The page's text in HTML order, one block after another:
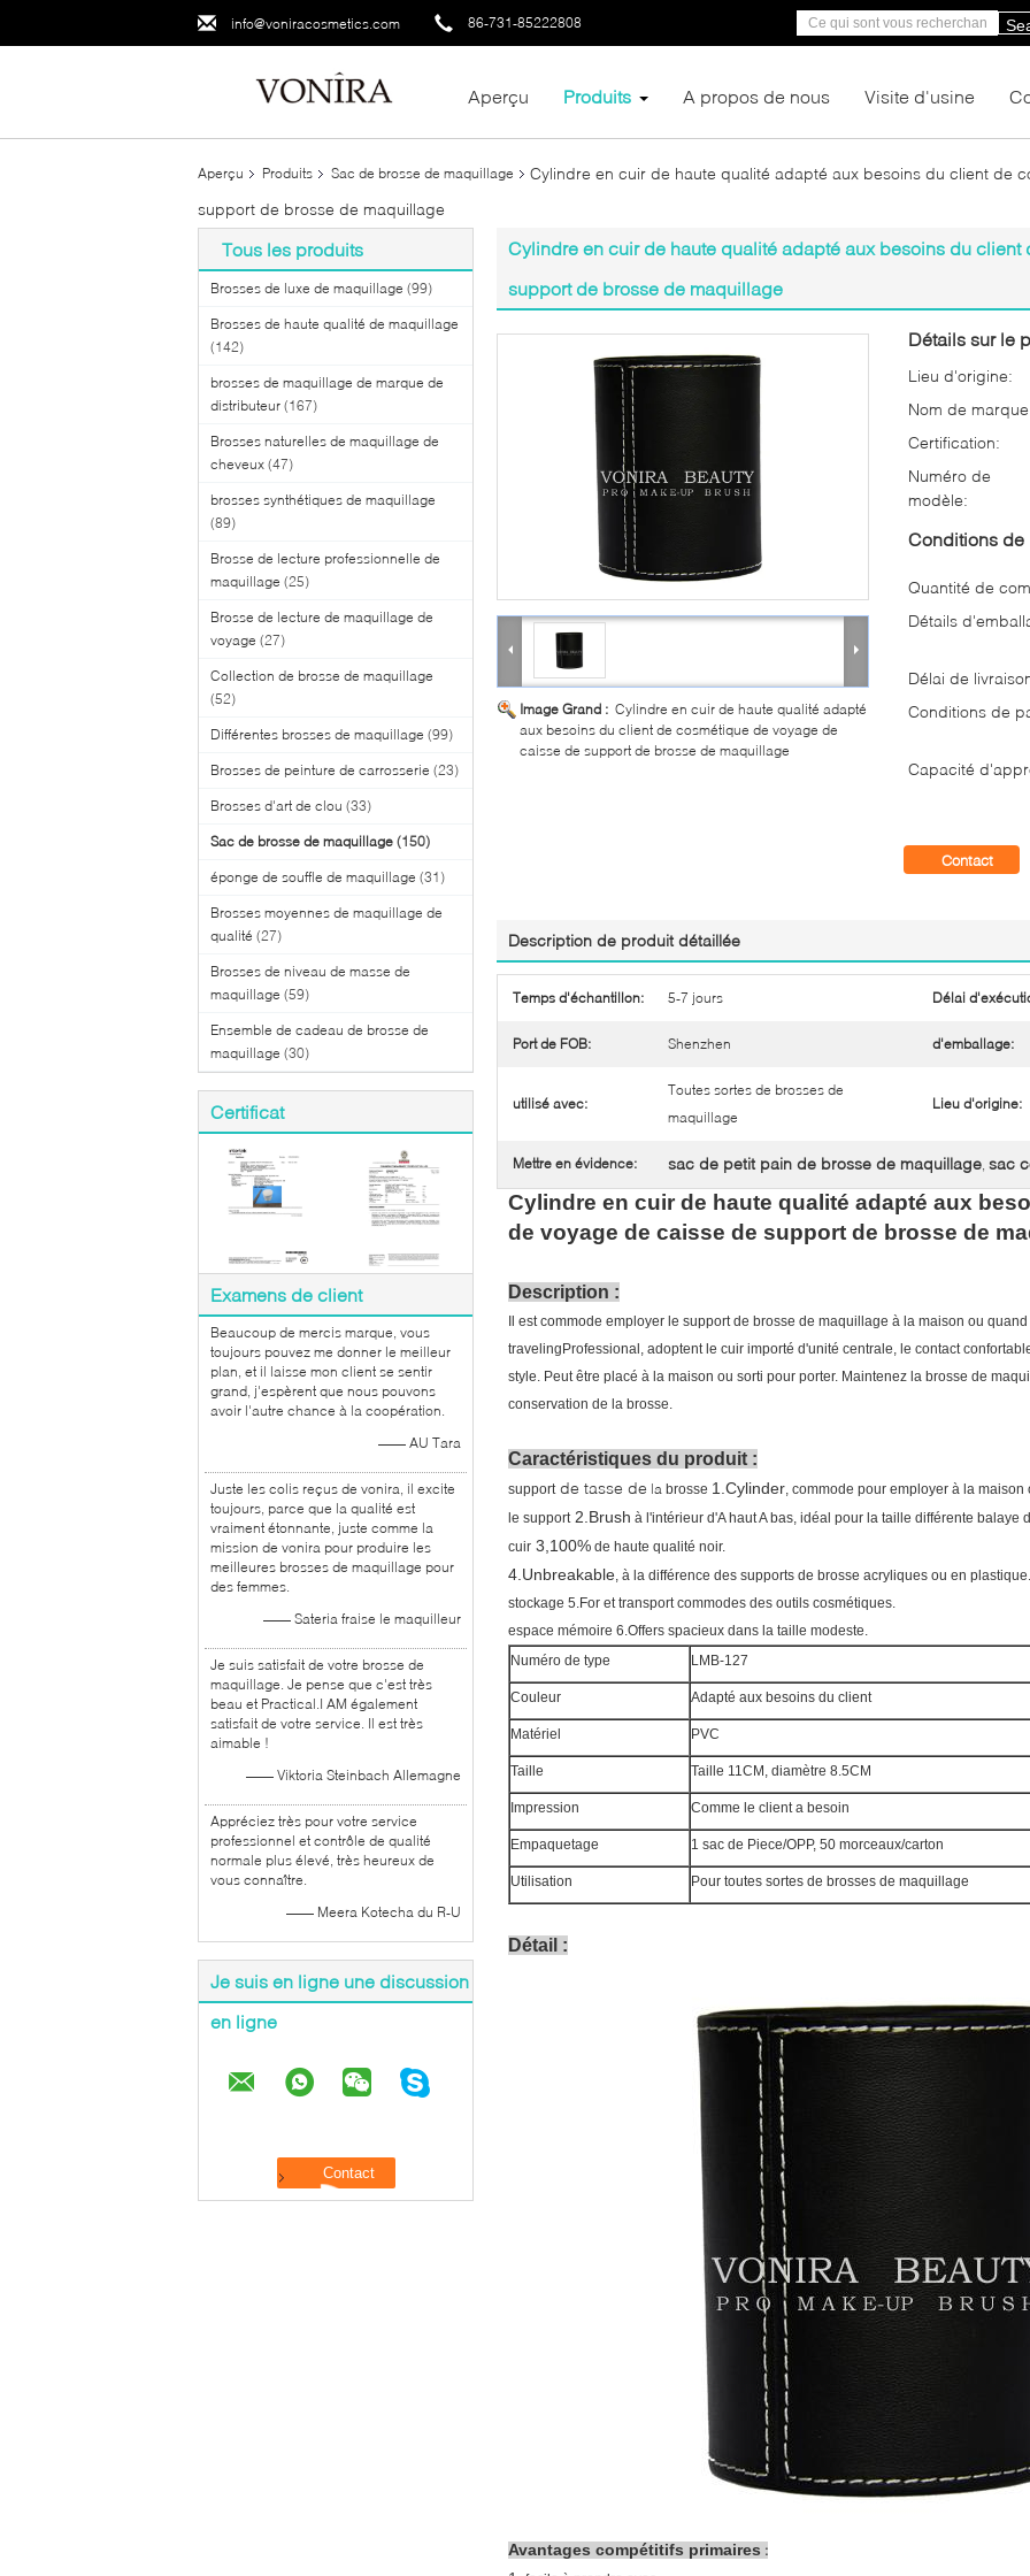
info@voniracosmetics.com 86-731-85222808
Aperçu Produits A propos de nous Visite d'usine
Aperçu Produits Sac de brosse de maquillage
Cylindre en cuir de haute qualité adapté aux besoins du client de
support de brosse de maquillage
Tous les produits
Brosses de luxe de maquillage (99)
Brosses de haute qualité de maquillage
(142)
brosses de maquillage de marque de
distributeur (167)
Brosses naturelles de maquillage de
cheveux (47)
brosses synthétiques de maquillage
(89)
Brosse de lecture professionnelle de
maquillage (25)
Brosse de lecture de maquillage de
voyage (27)
Collection de brosse de maquillage
(52)
Différentes brosses de maquillage (99)
Brosses de peinture de carrosserie (23)
Brosses d'art de clou (33)
Sac de brosse de maquillage (150)
éponge de souffle de maquillage (31)
Brosses moyennes de maquillage de
qualité (27)
Brosses de niveau de masse de
maquillage (59)
Ensemble de cadeau de brosse de
maquillage (30)
Certificat
Examens de client
Beaucoup de mercis marque, vous
toujours pouvez me donner le meilleur
plan, et il laisse mon client se sentir
grand, j'espèrent que nous pouvons
avoir l'autre chance à la coopération.
—— AU Tara
Juste les colis reçus de vonira, il excite
toujours, parce que la qualité est
vraiment étonnante, juste comme la
mission de vonira pour produire les
meilleures brosses de maquillage pour
des femmes.
—— Sateria fraise le maquilleur
Je suis satisfait de votre brosse de
maquillage. Je pense que c'est très
beau et Practical.I AM également
satisfait de votre service. Il est très
aimable !
—— Viktoria Steinbach Allemagne
Appréciez très pour votre service
professionnel et contrôle de qualité
normale plus élevé, très heureux de
vous connaître.
—— Meera Kotecha du R-U
Je suis en ligne une discussion
en ligne
Cylindre en cuir de haute qualité adapté aux besoins du
support de brosse de maquillage
Image Grand : Cylindre en cuir de haute qualité adapté
aux besoins du client de cosmétique de voyage de
caisse de support de brosse de maquillage
Détails sur le
Lieu d'origine:
Nom de
Certification:
Numéro de
modèle:
Conditions de
Quantité de
Détails
Délai de
Conditions de
Capacité
Contact
Description de produit détaillée
Temps d'échantillon: 5-7 jours Délai
Port de FOB: Shenzhen d'emballage:
utilisé avec:
Toutes sortes de brosses de
maquillage
Lieu d'origine:
Mettre en évidence: sac de petit pain de brosse de maquillage, sac
Cylindre en cuir de haute qualité adapté aux
de voyage de caisse de support de brosse de
Description :
Il est commode employer le support de brosse de maquillage à la maison ou
travelingProfessional, adoptent le cuir importé d'unité centrale, le contact
style. Peut être placé à la maison ou sorti pour porter. Maintenez la brosse de
conservation de la brosse.
Caractéristiques du produit :
support de tasse de la brosse 1.Cylinder, commode pour employer à la maison
le support 2.Brush à l'intérieur d'A haut A bas, idéal pour la taille différente balaye
cuir 3,100% de haute qualité noir.
4.Unbreakable, à la différence des supports de brosse acryliques ou en plastique.
stockage 5.For et transport commodes des outils cosmétiques.
espace mémoire 6.Offers spacieux dans la taille modeste.
Numéro de type
LMB-127
Couleur Adapté aux besoins du client
Matériel PVC
Taille Taille 11CM, diamètre 8.5CM
Impression Comme le client a besoin
Empaquetage 1 sac de Piece/OPP, 50 morceaux/carton
Utilisation Pour toutes sortes de brosses de maquillage
Détail :
Avantages compétitifs primaires :